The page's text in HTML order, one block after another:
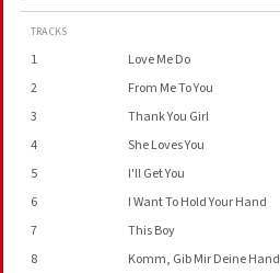
TRACKS
1 Love Me Do
2
From Me To You
3
Thank You Girl
4
She Loves You
5
I'll Get You
6
I Want To Hold Your Hand
7
This Boy
8
Komm, Gib Mir Deine Hand